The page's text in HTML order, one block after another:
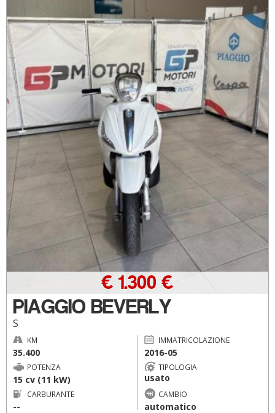
PIAGGIO BEVERLY
S
€ 1.300 €
KM
35.400
IMMATRICOLAZIONE
2016-05
POTENZA
15 cv (11 kW)
TIPOLOGIA
usato
CARBURANTE
--
CAMBIO
automatico